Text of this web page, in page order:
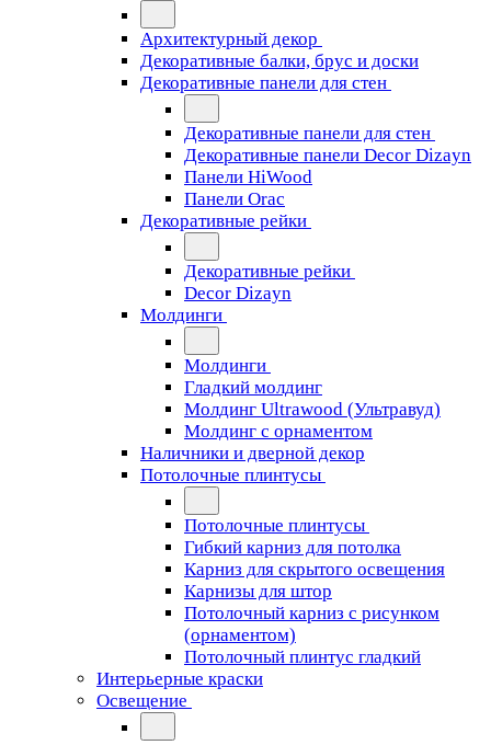
Архитектурный декор
Декоративные балки, брус и доски
Декоративные панели для стен
Декоративные панели для стен
Декоративные панели Decor Dizayn
Панели HiWood
Панели Orac
Декоративные рейки
Декоративные рейки
Decor Dizayn
Молдинги
Молдинги
Гладкий молдинг
Молдинг Ultrawood (Ультравуд)
Молдинг с орнаментом
Наличники и дверной декор
Потолочные плинтусы
Потолочные плинтусы
Гибкий карниз для потолка
Карниз для скрытого освещения
Карнизы для штор
Потолочный карниз с рисунком
(орнаментом)
Потолочный плинтус гладкий
Интерьерные краски
Освещение